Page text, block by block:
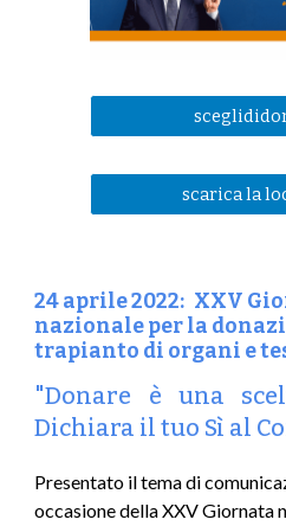
scarica la
24 aprile 2022: XXV
nazionale per la
trapianto di organi e
"Donare è una
Dichiara il tuo Sì al
Presentato il temadi
occasione della XXV Giornata